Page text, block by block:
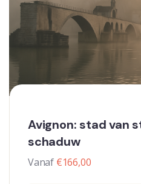
Avignon: stad van
schaduw
Vanaf €166,00